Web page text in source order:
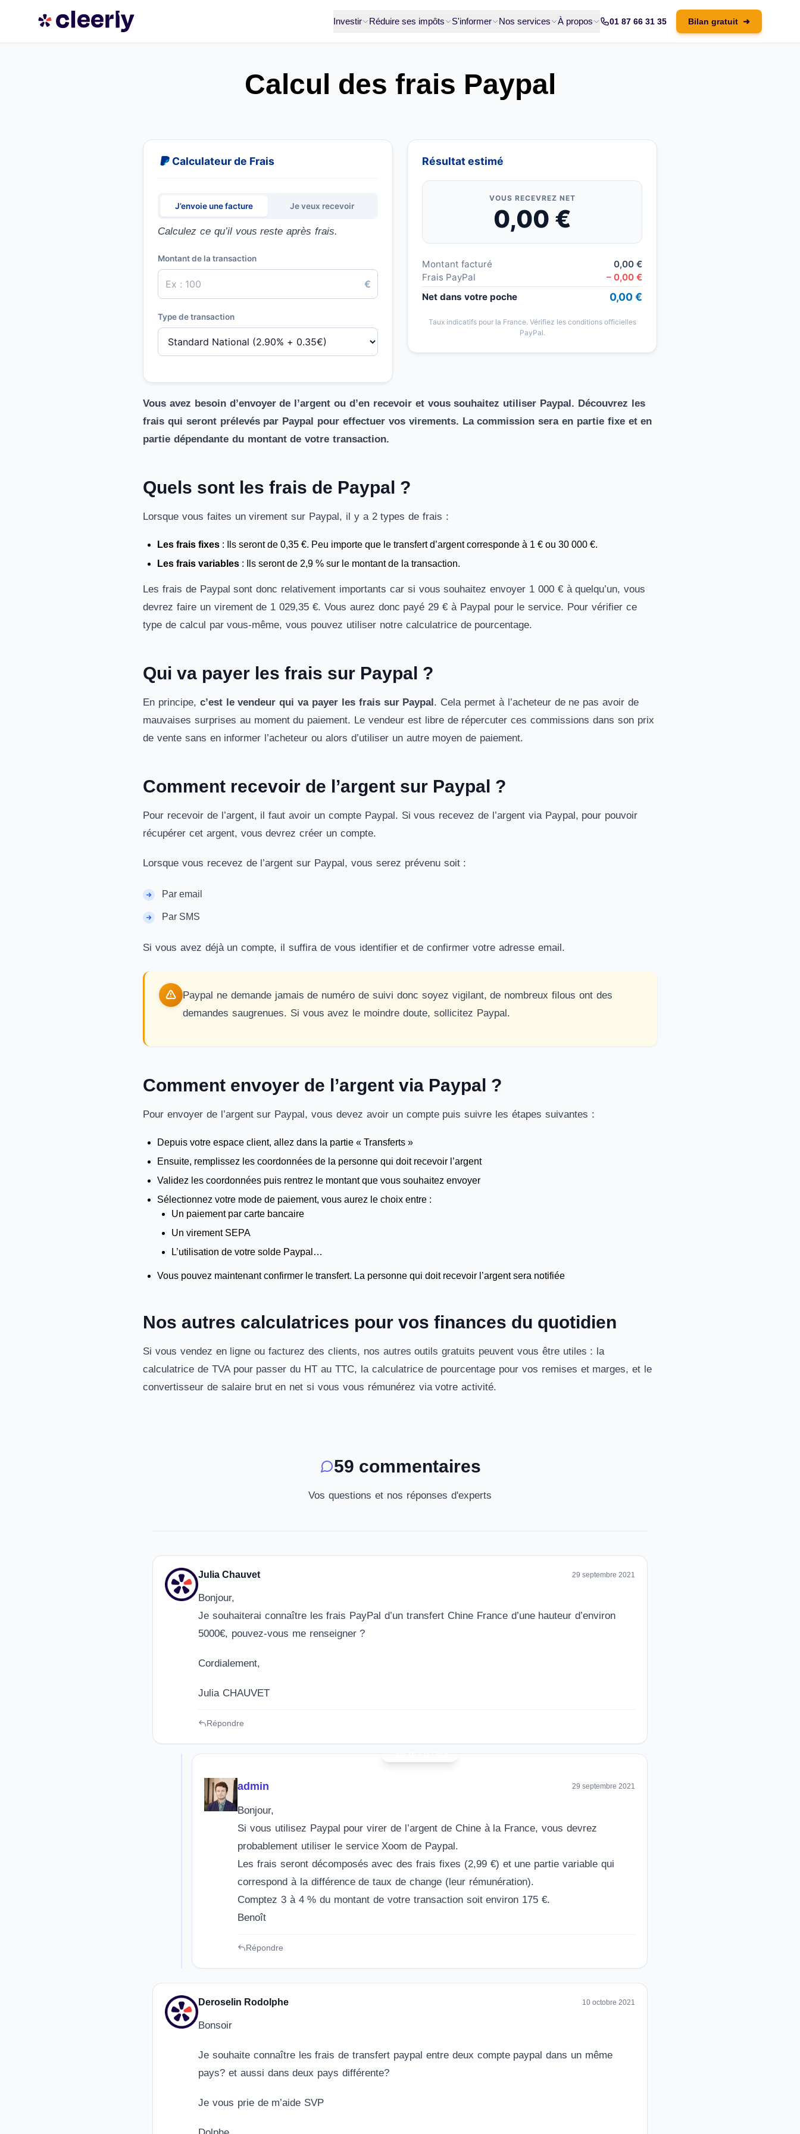
Investir Réduire ses impôts S'informer Nos services À propos 01 87 66 31 35 Bilan gratuit ➜
Calcul des frais Paypal
Calculateur de Frais
J’envoie une facture Je veux recevoir
Calculez ce qu’il vous reste après frais.
Montant de la transaction
€
Type de transaction
Résultat estimé
VOUS RECEVREZ NET
0,00 €
Montant facturé
0,00 €
Frais PayPal
– 0,00 €
Net dans votre poche
0,00 €
Taux indicatifs pour la France. Vérifiez les conditions officielles
PayPal.
Vous avez besoin d’envoyer de l’argent ou d’en recevoir et vous souhaitez utiliser Paypal. Découvrez les
frais qui seront prélevés par Paypal pour effectuer vos virements. La commission sera en partie fixe et en
partie dépendante du montant de votre transaction.
Quels sont les frais de Paypal ?
Lorsque vous faites un virement sur Paypal, il y a 2 types de frais :
Les frais fixes : Ils seront de 0,35 €. Peu importe que le transfert d’argent corresponde à 1 € ou 30 000 €.
Les frais variables : Ils seront de 2,9 % sur le montant de la transaction.
Les frais de Paypal sont donc relativement importants car si vous souhaitez envoyer 1 000 € à quelqu’un, vous
devrez faire un virement de 1 029,35 €. Vous aurez donc payé 29 € à Paypal pour le service. Pour vérifier ce
type de calcul par vous-même, vous pouvez utiliser notre calculatrice de pourcentage.
Qui va payer les frais sur Paypal ?
En principe, c’est le vendeur qui va payer les frais sur Paypal. Cela permet à l’acheteur de ne pas avoir de
mauvaises surprises au moment du paiement. Le vendeur est libre de répercuter ces commissions dans son prix
de vente sans en informer l’acheteur ou alors d’utiliser un autre moyen de paiement.
Comment recevoir de l’argent sur Paypal ?
Pour recevoir de l’argent, il faut avoir un compte Paypal. Si vous recevez de l’argent via Paypal, pour pouvoir
récupérer cet argent, vous devrez créer un compte.
Lorsque vous recevez de l’argent sur Paypal, vous serez prévenu soit :
Par email
Par SMS
Si vous avez déjà un compte, il suffira de vous identifier et de confirmer votre adresse email.
Paypal ne demande jamais de numéro de suivi donc soyez vigilant, de nombreux filous ont des
demandes saugrenues. Si vous avez le moindre doute, sollicitez Paypal.
Comment envoyer de l’argent via Paypal ?
Pour envoyer de l’argent sur Paypal, vous devez avoir un compte puis suivre les étapes suivantes :
Depuis votre espace client, allez dans la partie « Transferts »
Ensuite, remplissez les coordonnées de la personne qui doit recevoir l’argent
Validez les coordonnées puis rentrez le montant que vous souhaitez envoyer
Sélectionnez votre mode de paiement, vous aurez le choix entre :
Un paiement par carte bancaire
Un virement SEPA
L’utilisation de votre solde Paypal…
Vous pouvez maintenant confirmer le transfert. La personne qui doit recevoir l’argent sera notifiée
Nos autres calculatrices pour vos finances du quotidien
Si vous vendez en ligne ou facturez des clients, nos autres outils gratuits peuvent vous être utiles : la
calculatrice de TVApour passer du HT au TTC, la calculatrice de pourcentage pour vos remises et marges, et le
convertisseur de salaire brut en net si vous vous rémunérez via votre activité.
59 commentaires
Vos questions et nos réponses d'experts
Julia Chauvet 29 septembre 2021
Bonjour,
Je souhaiterai connaître les frais PayPal d’un transfert Chine France d’une hauteur d’environ
5000€, pouvez-vous me renseigner ?
Cordialement,
Julia CHAUVET
Répondre
admin 29 septembre 2021
Bonjour,
Si vous utilisez Paypal pour virer de l’argent de Chine à la France, vous devrez
probablement utiliser le service Xoom de Paypal.
Les frais seront décomposés avec des frais fixes (2,99 €) et une partie variable qui
correspond à la différence de taux de change (leur rémunération).
Comptez 3 à 4 % du montant de votre transaction soit environ 175 €.
Benoît
Répondre
Deroselin Rodolphe 10 octobre 2021
Bonsoir
Je souhaite connaître les frais de transfert paypal entre deux compte paypal dans un même
pays? et aussi dans deux pays différente?
Je vous prie de m’aide SVP